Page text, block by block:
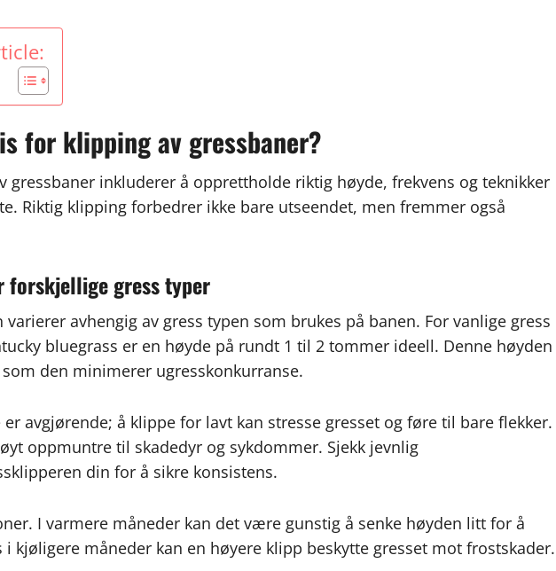
for klipping av gressbaner?
gressbaner inkluderer å opprettholde riktig høyde, frekvens og teknikker
Riktig klipping forbedrer ikke bare utseendet, men fremmer også
forskjellige gress typer
avhengig av gress typen som brukes på banen. For vanlige gress
bluegrass er en høyde på rundt 1 til 2 tommer ideell. Denne høyden
den minimerer ugresskonkurranse.
avgjørende; å klippe for lavt kan stresse gresset og føre til bare flekker.
oppmuntre til skadedyr og sykdommer. Sjekk jevnlig
din for å sikre konsistens.
I varmere måneder kan det være gunstig å senke høyden litt for å
kjøligere måneder kan en høyere klipp beskytte gresset mot frostskader.